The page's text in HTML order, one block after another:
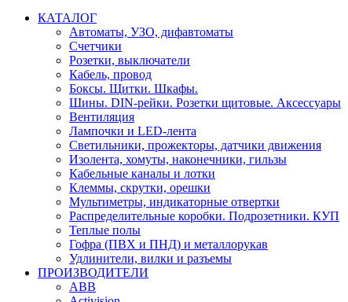
КАТАЛОГ
Автоматы, УЗО, дифавтоматы
Счетчики
Розетки, выключатели
Кабель, провод
Боксы. Щитки. Шкафы.
Шины. DIN-рейки. Розетки щитовые. Аксессуары
Вентиляция
Лампочки и LED-лента
Светильники, прожекторы, датчики движения
Изолента, хомуты, наконечники, гильзы
Кабельные каналы и лотки
Клеммы, скрутки, орешки
Мультиметры, индикаторные отвертки
Распределительные коробки. Подрозетники. КУП
Теплые полы
Гофра (ПВХ и ПНД) и металлорукав
Удлинители, вилки и разъемы
ПРОИЗВОДИТЕЛИ
ABB